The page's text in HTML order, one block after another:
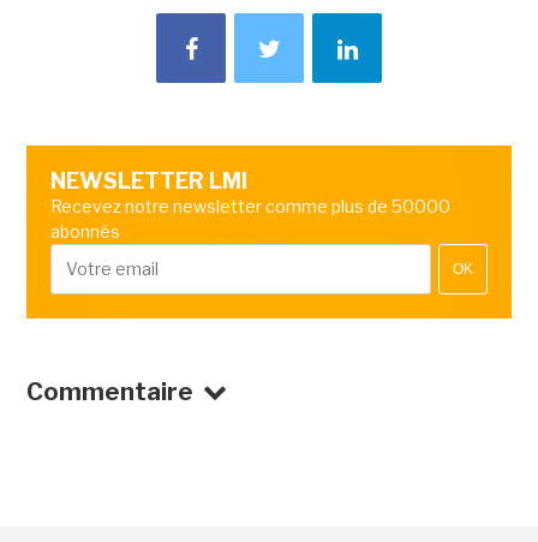
NEWSLETTER LMI
Recevez notre newsletter comme plus de 50000
abonnés
OK
Commentaire